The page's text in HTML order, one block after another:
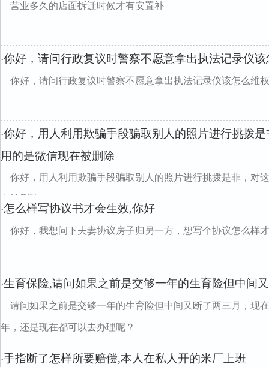
营业多久的店面拆迁时候才有安置补
·你好，请问行政复议时警察不愿意拿出执法记录仪
你好，请问行政复议时警察不愿意拿出执法记录仪该怎么维
·你好，用人利用欺骗手段骗取别人的照片进行挑拨
用的是微信现在被删除
你好，用人利用欺骗手段骗取别人的照片进行挑拨是非，对
在被删除
·怎么样写协议书才会生效,你好
你好，我想问下夫妻协议房子归另一方，想写个协议怎么样
·生育保险,请问如果之前是交够一年的生育险但中间
请问如果之前是交够一年的生育险但中间又断了两三月，现
年，还是现在都可以去办理呢？
·手指断了怎样所要赔偿,本人在私人开的米厂上班